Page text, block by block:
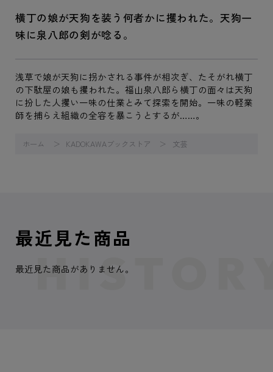
横丁の娘が天狗を装う何者かに攫われた。天狗一
味に泉八郎の剣が唸る。
浅草で娘が天狗に拐かされる事件が相次ぎ、たそがれ横丁
の下駄屋の娘も攫われた。福山泉八郎ら横丁の面々は天狗
に扮した人攫い一味の仕業とみて探索を開始。一味の軽業
師を捕らえ組織の全容を暴こうとするが……。
ホーム KADOKAWAブックストア 文芸
最近見た商品
最近見た商品がありません。